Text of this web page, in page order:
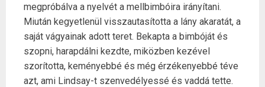
megpróbálva a nyelvét a mellbimbóira irányítani.
Miután kegyetlenül visszautasította a lány akaratát, a
saját vágyainak adott teret. Bekapta a bimbóját és
szopni, harapdálni kezdte, miközben kezével
szorította, keményebbé és még érzékenyebbé téve
azt, ami Lindsay-t szenvedélyessé és vaddá tette.